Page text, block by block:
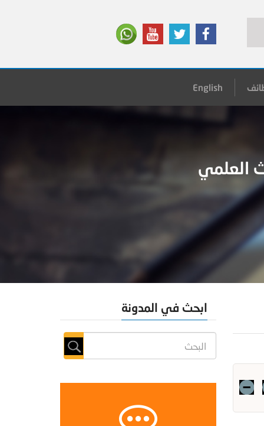
English
العلمي
ابحث في المدونة